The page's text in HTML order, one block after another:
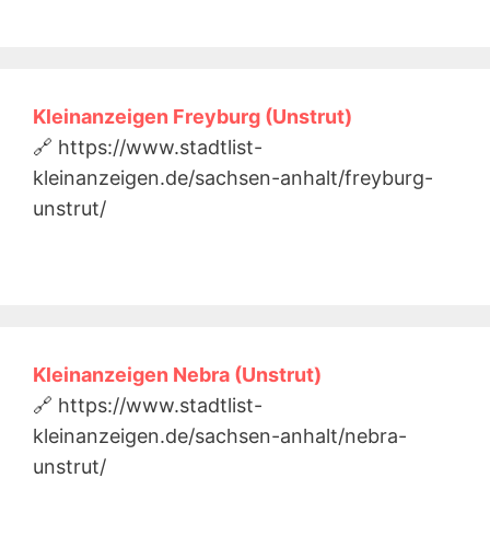
Kleinanzeigen Freyburg (Unstrut)
🔗 https://www.stadtlist-
kleinanzeigen.de/sachsen-anhalt/freyburg-
unstrut/
Kleinanzeigen Nebra (Unstrut)
🔗 https://www.stadtlist-
kleinanzeigen.de/sachsen-anhalt/nebra-
unstrut/